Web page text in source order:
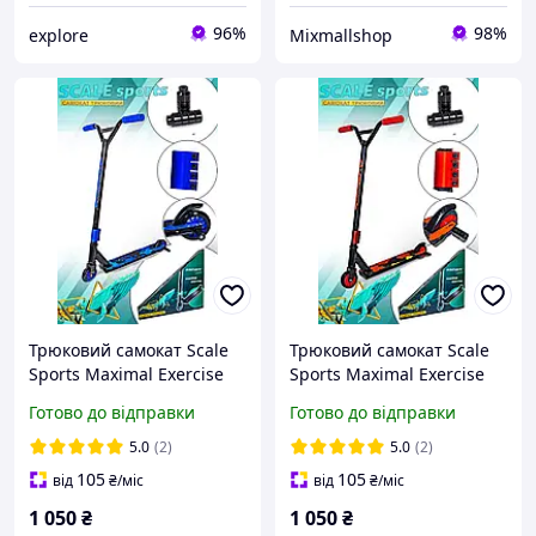
explore 96% Mixmallshop 98%
Трюковий самокат Scale
Sports Maximal Exercise
Готово до відправки
5.0 (2)
від 105₴/міс
1 050₴
Трюковий самокат Scale
Sports Maximal Exercise
100 мм
Готово до відправки
5.0 (2)
від 105₴/міс
1 050₴